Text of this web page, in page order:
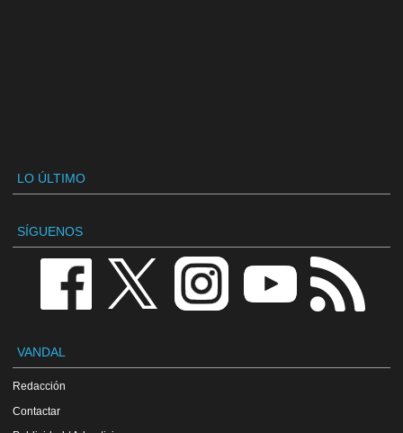
LO ÚLTIMO
SÍGUENOS
VANDAL
Redacción
Contactar